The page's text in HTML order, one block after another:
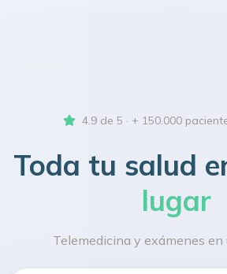
4.9 de 5 · + 150.000
Toda tu salud
lugar
Telemedicina y exámenes en